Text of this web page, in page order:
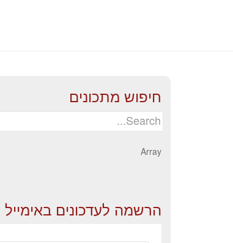
חיפוש מתכונים
Search
Array
הרשמה לעדכונים באימייל